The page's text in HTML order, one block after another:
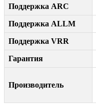
Поддержка ARC
Поддержка ALLM
Поддержка VRR
Гарантия
Производитель